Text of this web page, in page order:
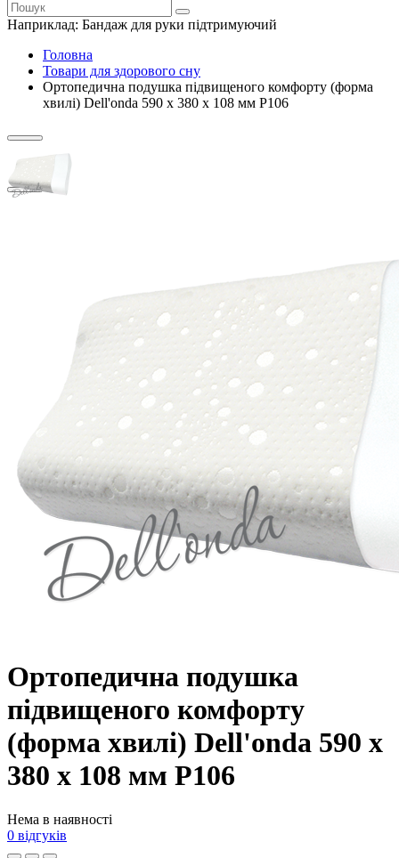
Наприклад: Бандаж для руки підтримуючий
Головна
Товари для здорового сну
Ортопедична подушка підвищеного комфорту (форма
хвилі) Dell'onda 590 x 380 x 108 мм P106
Ортопедична подушка
підвищеного комфорту
(форма хвилі) Dell'onda 590 x
380 x 108 мм P106
Нема в наявності
0 відгуків